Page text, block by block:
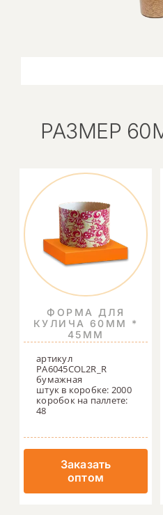
РАЗМЕР
ФОРМА ДЛЯ
КУЛИЧА 60ММ *
45ММ
артикул
PA6045COL2R_R
бумажная
штук в коробке: 2000
коробок на паллете:
48
Заказать
оптом